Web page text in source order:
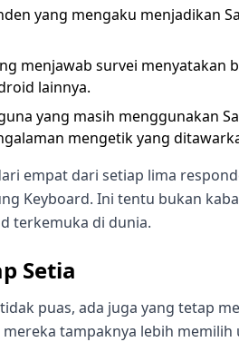
yang mengaku menjadikan
menjawab survei menyatakan
lainnya.
yang masih menggunakan
mengetik yang
empat dari setiap lima
Keyboard. Ini tentu bukan
terkemuka di dunia.
Setia
puas, ada juga yang tetap
tampaknya lebih